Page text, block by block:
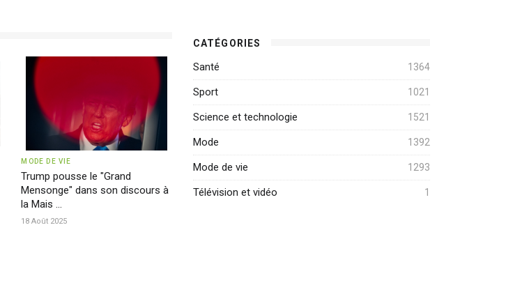
MODE DE VIE
Trump pousse le "Grand
Mensonge" dans son discours à
la Mais ...
18 Août 2025
CATÉGORIES
Santé 1364
Sport 1021
Science et technologie 1521
Mode 1392
Mode de vie 1293
Télévision et vidéo 1